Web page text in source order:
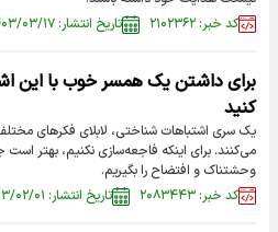
کد خبر: ۲۱۰۲۳۶۲
تاریخ انتشار: ۱۴۰۳/۰۳/۱۷
برای داشتن یک همسر خوب با این
کنید
یک سری اشتباهات شناختی، لابلای فکر‌های
می‌کنند. برای اینکه فاجعه‌سازی نکنیم، بهتر است
وحشتناک و افتضاح را بگیریم.
کد خبر: ۲۰۸۳۴۴۳
تاریخ انتشار: ۱۴۰۳/۰۲/۰۱